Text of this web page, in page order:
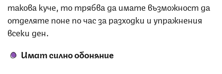
такова куче, то трябва да имате възможност да
отделяте поне по час за разходки и упражнения
всеки ден.
Имат силно обоняние